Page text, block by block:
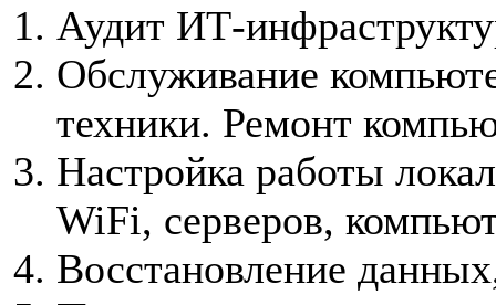
Аудит ИТ-
Обслуживание
техники. Ремонт
Настройка работы
WiFi, серверов,
Восстановление